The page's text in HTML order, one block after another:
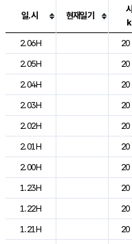
도시별 기상실황표로 지점,
일.시 현재일기
2.06H
20
2.05H
20
2.04H
20
2.03H
20
2.02H
20
2.01H
20
2.00H
20
1.23H
20
1.22H
20
1.21H
20